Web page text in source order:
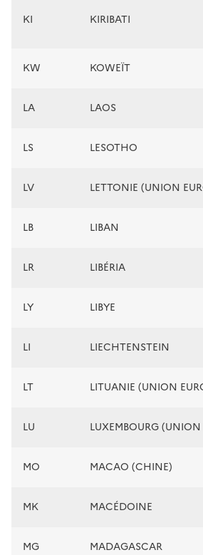
KI KIRIBATI
KW KOWEÏT
LA LAOS
LS LESOTHO
LV LETTONIE (UNION
LB LIBAN
LR LIBÉRIA
LY LIBYE
LI LIECHTENSTEIN
LT LITUANIE (UNION
LU LUXEMBOURG
MO MACAO (CHINE)
MK MACÉDOINE
MG MADAGASCAR